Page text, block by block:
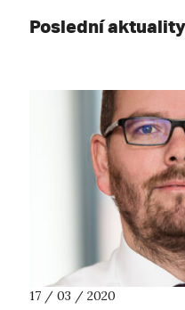
Poslední aktuality
17 / 03 / 2020